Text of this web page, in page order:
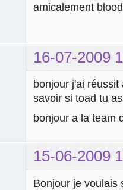
amicalement
16-07-2009
bonjour j'ai
savoir si toad tu
bonjour a la team
15-06-2009
Bonjour je voulais